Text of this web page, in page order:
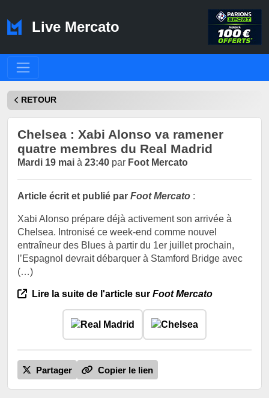
Live Mercato
RETOUR
Chelsea : Xabi Alonso va ramener
quatre membres du Real Madrid
Mardi 19 mai à 23:40 par Foot Mercato
Article écrit et publié par Foot Mercato :
Xabi Alonso prépare déjà activement son arrivée à
Chelsea. Intronisé ce week-end comme nouvel
entraîneur des Blues à partir du 1er juillet prochain,
l’Espagnol devrait débarquer à Stamford Bridge avec
(…)
Lire la suite de l'article sur Foot Mercato
Partager Copier le lien